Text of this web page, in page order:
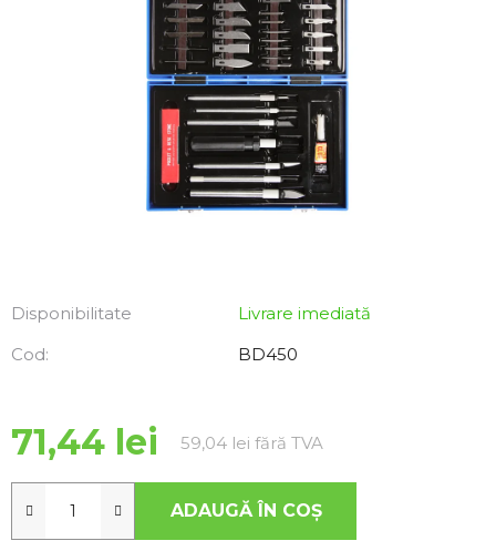
Disponibilitate
Livrare imediată
Cod:
BD450
71,44 lei 59,04 lei fără TVA
ADAUGĂ ÎN COŞ